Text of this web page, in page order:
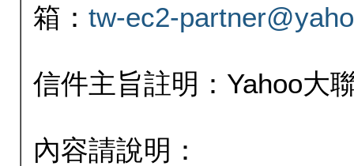
箱： tw-ec2-
信件主旨註明：Yahoo大
內容請說明：